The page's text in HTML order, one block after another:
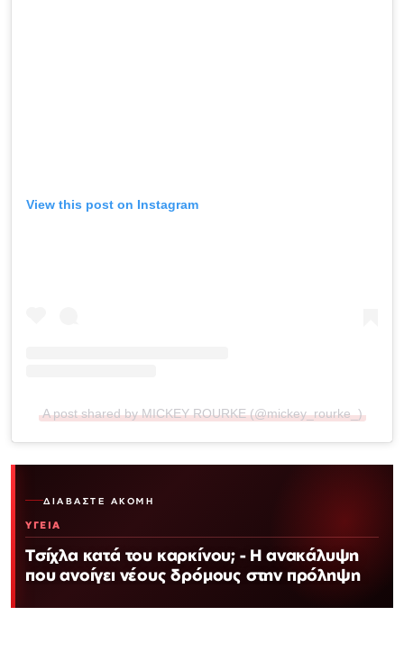
View this post on Instagram
A post shared by MICKEY ROURKE (@mickey_rourke_)
ΔΙΑΒΆΣΤΕ ΑΚΌΜΗ
ΥΓΕΙΑ
Τσίχλα κατά του καρκίνου; - Η ανακάλυψη
που ανοίγει νέους δρόμους στην πρόληψη